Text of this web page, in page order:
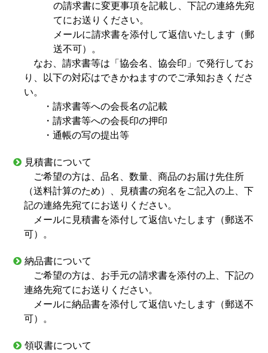
の請求書に変更事項を記載し、下記の連絡先宛
てにお送りください。
メールに請求書を添付して返信いたします（郵
送不可）。
なお、請求書等は「協会名、協会印」で発行してお
り、以下の対応はできかねますのでご承知おきくださ
い。
・請求書等への会長名の記載
・請求書等への会長印の押印
・通帳の写の提出等
見積書について
ご希望の方は、品名、数量、商品のお届け先住所
（送料計算のため）、見積書の宛名をご記入の上、下
記の連絡先宛てにお送りください。
メールに見積書を添付して返信いたします（郵送不
可）。
納品書について
ご希望の方は、お手元の請求書を添付の上、下記の
連絡先宛てにお送りください。
メールに納品書を添付して返信いたします（郵送不
可）。
領収書について